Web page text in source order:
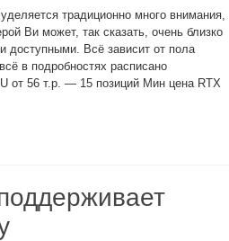
традиционно много внимания,
Ви может, так сказать, очень близко
доступными. Всё зависит от пола
в подробностях расписано
от 56 т.р. — 15 позиций Мин цена RTX